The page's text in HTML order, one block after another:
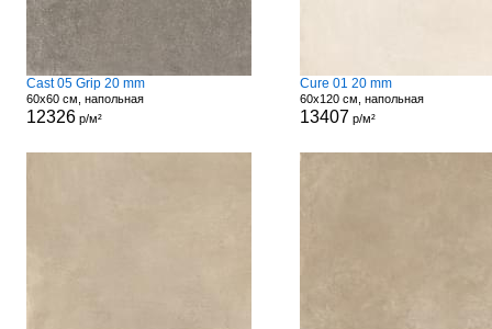
Cast 05 Grip 20 mm
60x60 см, напольная
12326р/м²
Cure 01 20 mm
60x120 см, напольная
13407 р/м²